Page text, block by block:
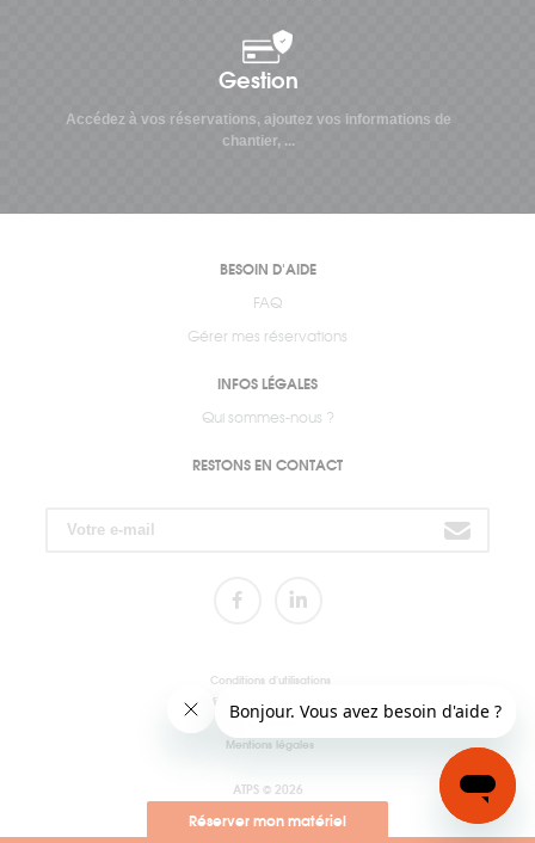
Réserver mon matériel
Gestion
Accédez à vos réservations, ajoutez vos informations de
chantier, ...
BESOIN D'AIDE
FAQ
Gérer mes réservations
INFOS LÉGALES
Qui sommes-nous ?
RESTONS EN CONTACT
ATPS © 2026
Conditions d'utilisations
Politique de confidentialité
Cookies
Mentions légales